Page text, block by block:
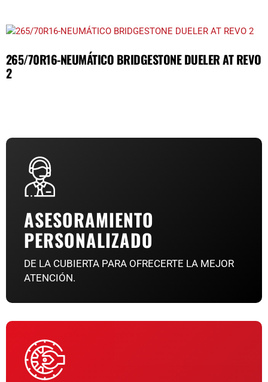
265/70R16-NEUMÁTICO BRIDGESTONE DUELER AT REVO
2
ASESORAMIENTO
PERSONALIZADO
DE LA CUBIERTA PARA OFRECERTE LA MEJOR
ATENCIÓN.